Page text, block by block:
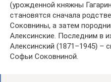
(урожденной княжны
становятся сначала
Соковнины, а затем
Алексинские. Последним в
Алексинский (1871–1945) –
Софьи Соковниной.